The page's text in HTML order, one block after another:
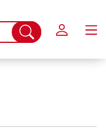
Suche
abschicken